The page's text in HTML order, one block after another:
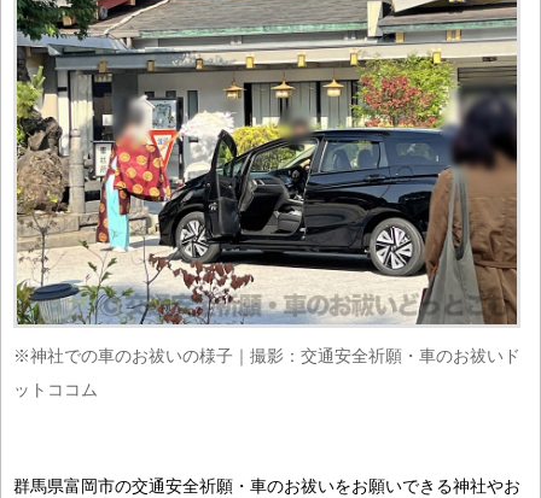
※神社での車のお祓いの様子｜撮影：交通安全祈願・車のお祓いド
ットココム
群馬県富岡市の交通安全祈願・車のお祓いをお願いできる神社やお